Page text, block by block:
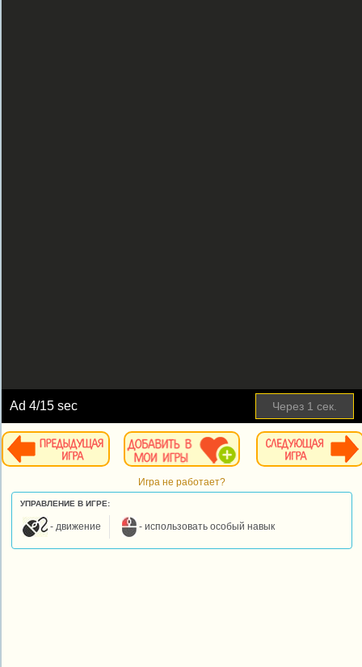
Ad4/15 sec Через 1 сек.
Игра не работает?
УПРАВЛЕНИЕ В ИГРЕ:
- движение - использовать особый навык